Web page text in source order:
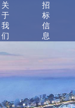
关
于
我
们
招
标
信
息